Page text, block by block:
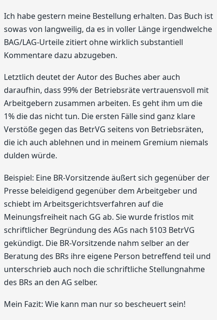
Ich habe gestern meine Bestellung erhalten. Das Buch ist
sowas von langweilig, da es in voller Länge irgendwelche
BAG/LAG-Urteile zitiert ohne wirklich substantiell
Kommentare dazu abzugeben.
Letztlich deutet der Autor des Buches aber auch
daraufhin, dass 99% der Betriebsräte vertrauensvoll mit
Arbeitgebern zusammen arbeiten. Es geht ihm um die
1% die das nicht tun. Die ersten Fälle sind ganz klare
Verstöße gegen das BetrVG seitens von Betriebsräten,
die ich auch ablehnen und in meinem Gremium niemals
dulden würde.
Beispiel: Eine BR-Vorsitzende äußert sich gegenüber der
Presse beleidigend gegenüber dem Arbeitgeber und
schiebt im Arbeitsgerichtsverfahren auf die
Meinungsfreiheit nach GG ab. Sie wurde fristlos mit
schriftlicher Begründung des AGs nach §103 BetrVG
gekündigt. Die BR-Vorsitzende nahm selber an der
Beratung des BRs ihre eigene Person betreffend teil und
unterschrieb auch noch die schriftliche Stellungnahme
des BRs an den AG selber.
Mein Fazit: Wie kann man nur so bescheuert sein!